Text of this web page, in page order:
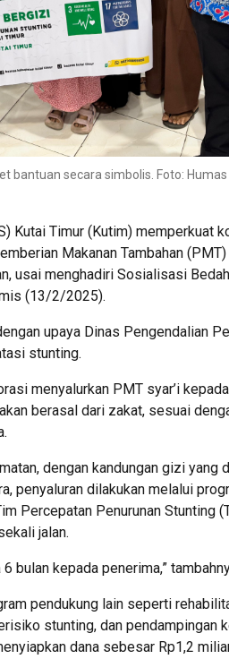
bantuan secara simbolis. Foto: Humas
Kutai Timur (Kutim) memperkuat
Makanan Tambahan (PMT)
usai menghadiri Sosialisasi
(13/2/2025).
upaya Dinas Pengendalian
stunting.
menyalurkan PMT syar’i
berasal dari zakat, sesuai
dengan kandungan gizi yang
penyaluran dilakukan melalui
Percepatan Penurunan Stunting
jalan.
bulan kepada penerima,”
pendukung lain seperti
stunting, dan pendampingan
dana sebesar Rp1,2